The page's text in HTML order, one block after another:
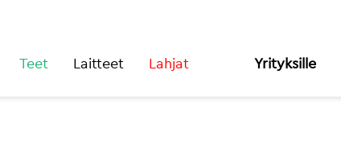
Teet Laitteet Lahjat Yrityksille